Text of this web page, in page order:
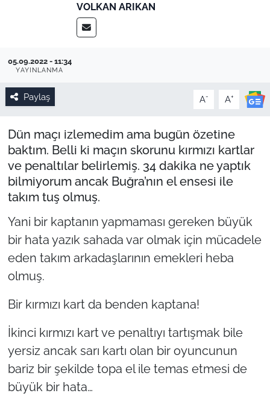
VOLKAN ARIKAN
05.09.2022 - 11:34
YAYINLANMA
Paylaş A- A+
Dün maçı izlemedim ama bugün özetine
baktım. Belli ki maçın skorunu kırmızı kartlar
ve penaltılar belirlemiş. 34 dakika ne yaptık
bilmiyorum ancak Buğra’nın el ensesi ile
takım tuş olmuş.
Yani bir kaptanın yapmaması gereken büyük
bir hata yazık sahada var olmak için mücadele
eden takım arkadaşlarının emekleri heba
olmuş.
Bir kırmızı kart da benden kaptana!
İkinci kırmızı kart ve penaltıyı tartışmak bile
yersiz ancak sarı kartı olan bir oyuncunun
bariz bir şekilde topa el ile temas etmesi de
büyük bir hata…